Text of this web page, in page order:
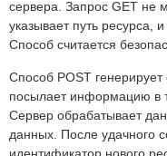
сервера. Запрос GET не
указывает путь ресурса,
Способ считается
Способ POST
посылает информацию в
Сервер обрабатывает
данных. После удачного
идентификатор нового